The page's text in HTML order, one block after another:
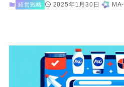
経営戦略 2025年1月30日